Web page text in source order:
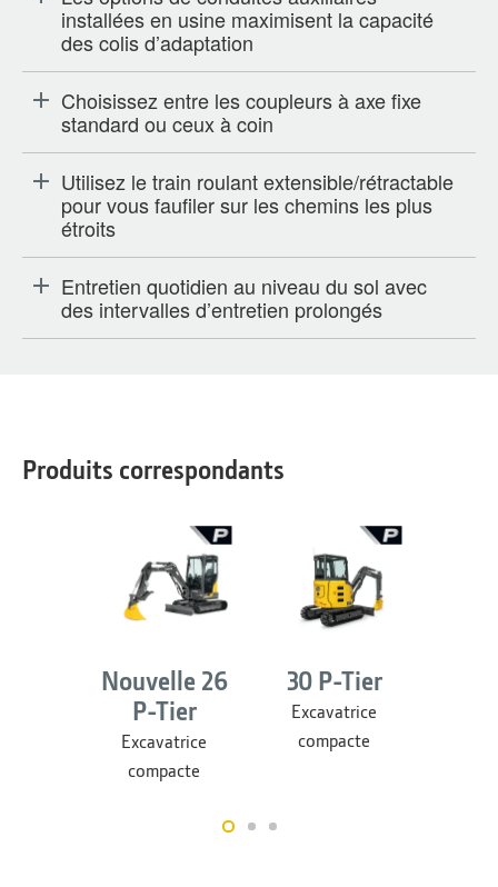
installées en usine maximisent la capacité
des colis d’adaptation
Choisissez entre les coupleurs à axe fixe
standard ou ceux à coin
Utilisez le train roulant extensible/rétractable
pour vous faufiler sur les chemins les plus
étroits
Entretien quotidien au niveau du sol avec
des intervalles d’entretien prolongés
Produits correspondants
Nouvelle 26
P-Tier
Excavatrice
compacte
30 P-Tier
Excavatrice
compacte